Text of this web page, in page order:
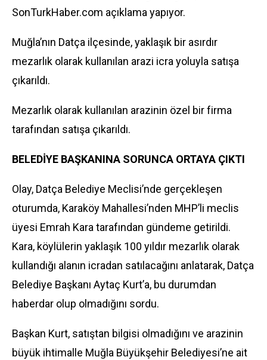
SonTurkHaber.com açıklama yapıyor.
Muğla’nın Datça ilçesinde, yaklaşık bir asırdır
mezarlık olarak kullanılan arazi icra yoluyla satışa
çıkarıldı.
Mezarlık olarak kullanılan arazinin özel bir firma
tarafından satışa çıkarıldı.
BELEDİYE BAŞKANINA SORUNCA ORTAYA ÇIKTI
Olay, Datça Belediye Meclisi’nde gerçekleşen
oturumda, Karaköy Mahallesi’nden MHP’li meclis
üyesi Emrah Kara tarafından gündeme getirildi.
Kara, köylülerin yaklaşık 100 yıldır mezarlık olarak
kullandığı alanın icradan satılacağını anlatarak, Datça
Belediye Başkanı Aytaç Kurt’a, bu durumdan
haberdar olup olmadığını sordu.
Başkan Kurt, satıştan bilgisi olmadığını ve arazinin
büyük ihtimalle Muğla Büyükşehir Belediyesi’ne ait